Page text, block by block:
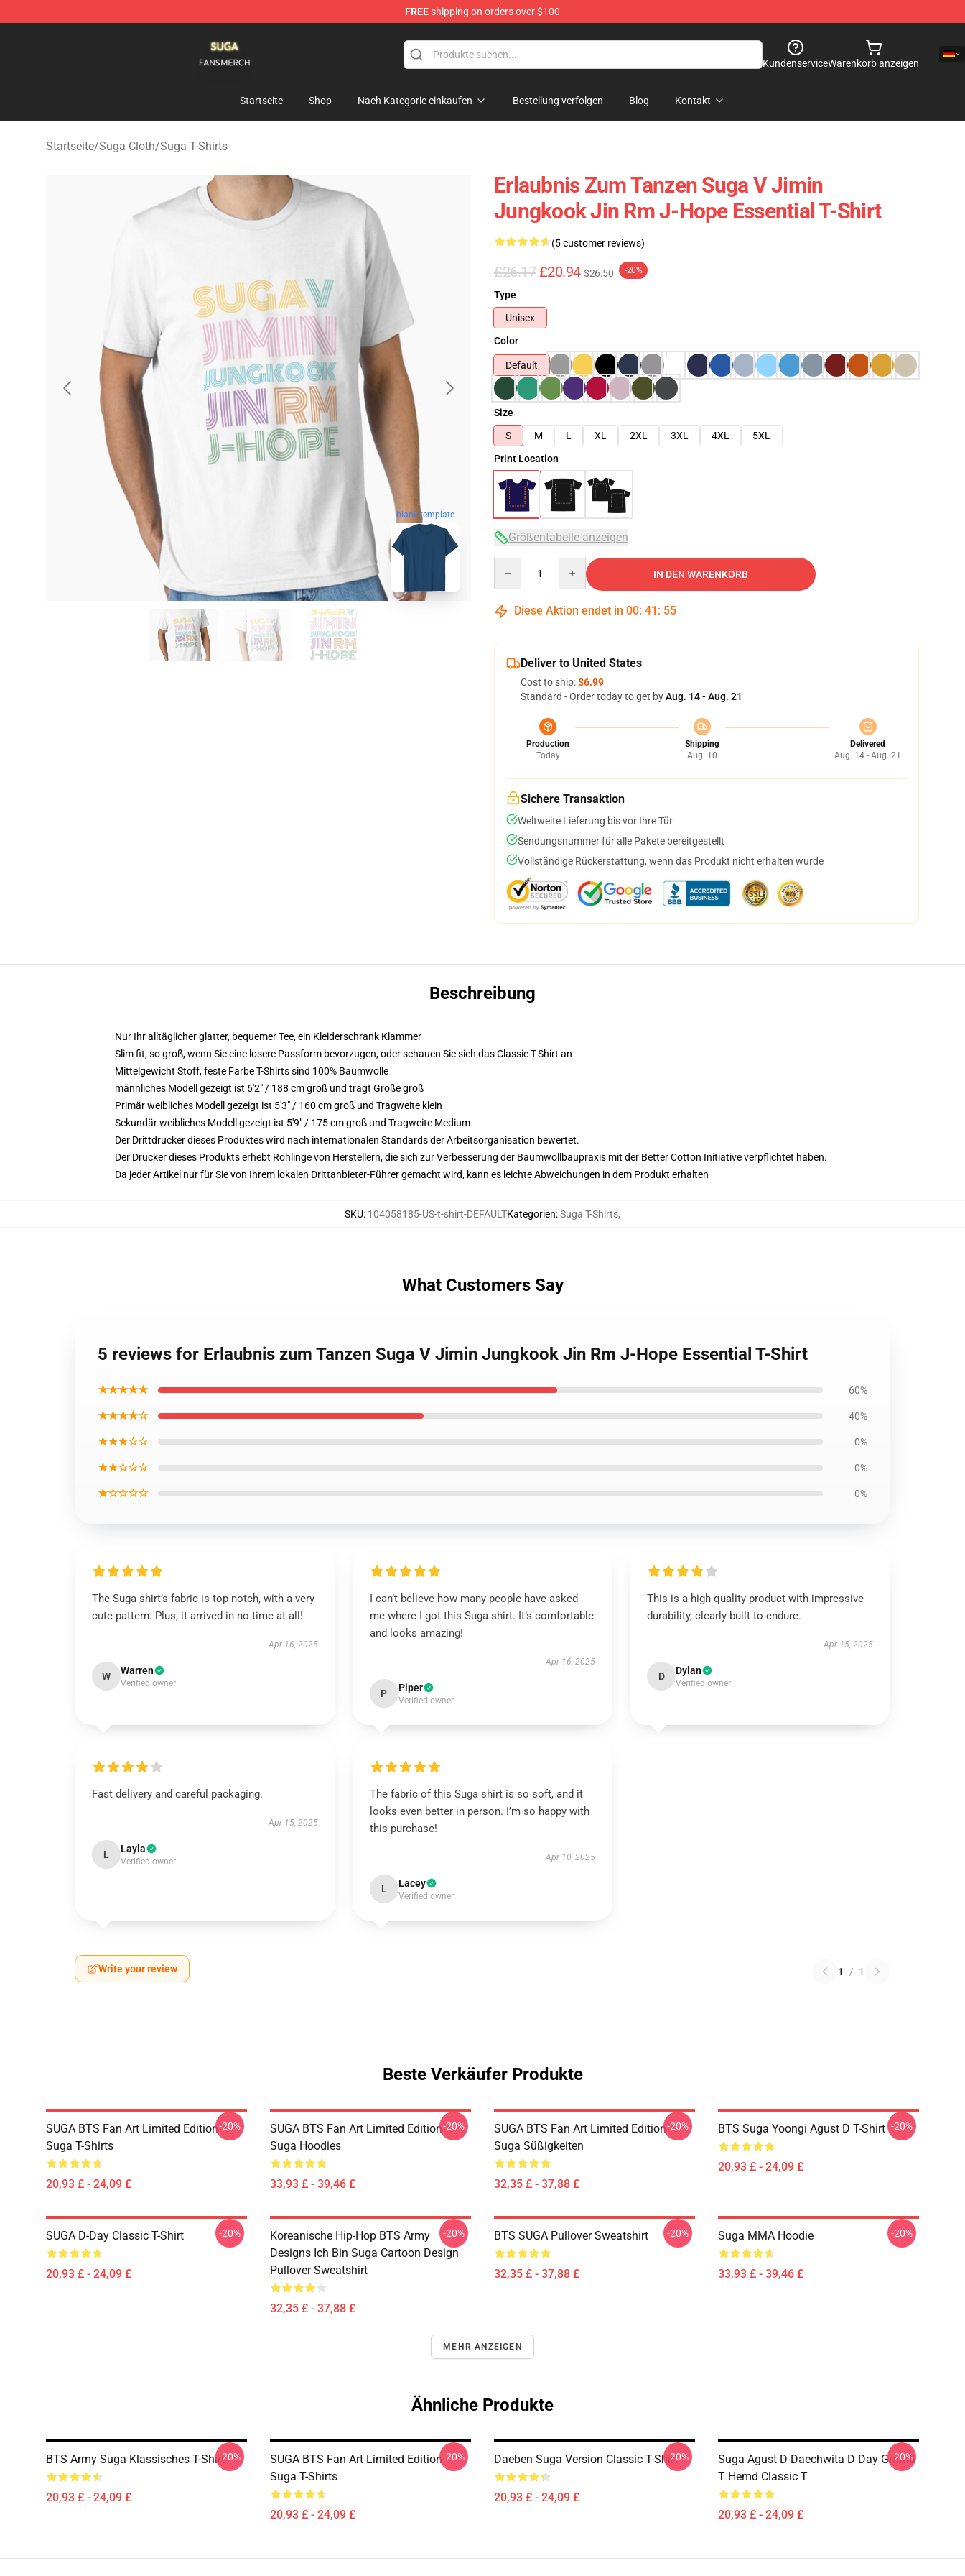
FREEshipping on orders over $100
KundenserviceWarenkorb anzeigen
Startseite Shop Nach Kategorie einkaufen Bestellung verfolgen Blog Kontakt
Startseite/Suga Cloth/Suga T-Shirts
blank template
Erlaubnis Zum Tanzen Suga V Jimin
Jungkook Jin Rm J-Hope Essential T-Shirt
(5 customer reviews)
£26.17 £20.94 $26.50 -20%
Type
Unisex
Color
Default
Size
S
M L XL 2XL 3XL 4XL
5XL
Print Location
Größentabelle anzeigen
IN DEN WARENKORB
Diese Aktion endet in 00: 41 : 54
Deliver to United States
Cost to ship:$6.99
Standard - Order today to get byAug. 14 - Aug. 21
Production
Today
Shipping
Aug. 10
Delivered
Aug. 14 - Aug. 21
Sichere Transaktion
Weltweite Lieferung bis vor Ihre Tür
Sendungsnummer für alle Pakete bereitgestellt
Vollständige Rückerstattung, wenn das Produkt nicht erhalten wurde
Beschreibung
Nur Ihr alltäglicher glatter, bequemer Tee, ein Kleiderschrank Klammer
Slim fit, so groß, wenn Sie eine losere Passform bevorzugen, oder schauen Sie sich das Classic T-Shirt an
Mittelgewicht Stoff, feste Farbe T-Shirts sind 100% Baumwolle
männliches Modell gezeigt ist 6'2" / 188 cm groß und trägt Größe groß
Primär weibliches Modell gezeigt ist 5'3" / 160 cm groß und Tragweite klein
Sekundär weibliches Modell gezeigt ist 5'9" / 175 cm groß und Tragweite Medium
Der Drittdrucker dieses Produktes wird nach internationalen Standards der Arbeitsorganisation bewertet.
Der Drucker dieses Produkts erhebt Rohlinge von Herstellern, die sich zur Verbesserung der Baumwollbaupraxis mit der Better Cotton Initiative verpflichtet haben.
Da jeder Artikel nur für Sie von Ihrem lokalen Drittanbieter-Führer gemacht wird, kann es leichte Abweichungen in dem Produkt erhalten
SKU: 104058185-US-t-shirt-DEFAULTKategorien:Suga T-Shirts,
What Customers Say
5 reviews for Erlaubnis zum Tanzen Suga V Jimin Jungkook Jin Rm J-Hope Essential T-Shirt
★★★★★ 60%
★★★★☆ 40%
★★★☆☆ 0%
★★☆☆☆ 0%
★☆☆☆☆ 0%
The Suga shirt’s fabric is top-notch, with a very
cute pattern. Plus, it arrived in no time at all!
Apr 16, 2025
W Warren
Verified owner
I can’t believe how many people have asked
me where I got this Suga shirt. It’s comfortable
and looks amazing!
Apr 16, 2025
P Piper
Verified owner
This is a high-quality product with impressive
durability, clearly built to endure.
Apr 15, 2025
D Dylan
Verified owner
Fast delivery and careful packaging.
Apr 15, 2025
L Layla
Verified owner
The fabric of this Suga shirt is so soft, and it
looks even better in person. I’m so happy with
this purchase!
Apr 10, 2025
L Lacey
Verified owner
Write your review 1 / 1
Beste Verkäufer Produkte
SUGA BTS Fan Art Limited Edition
Suga T-Shirts
20,93 £ - 24,09 £
-20%
SUGA BTS Fan Art Limited Edition
Suga Hoodies
33,93 £ - 39,46 £
-20%
SUGA BTS Fan Art Limited Edition
Suga Süßigkeiten
32,35 £ - 37,88 £
-20% BTS Suga Yoongi Agust D T-Shirt
20,93 £ - 24,09 £
-20%
SUGA D-Day Classic T-Shirt
20,93 £ - 24,09 £
-20%
Koreanische Hip-Hop BTS Army
Designs Ich Bin Suga Cartoon Design
Pullover Sweatshirt
32,35 £ - 37,88 £
-20% BTS SUGA Pullover Sweatshirt
32,35 £ - 37,88 £
-20% Suga MMA Hoodie
33,93 £ - 39,46 £
-20%
MEHR ANZEIGEN
Ähnliche Produkte
BTS Army Suga Klassisches T-Shirt
20,93 £ - 24,09 £
-20%
SUGA BTS Fan Art Limited Edition
Suga T-Shirts
20,93 £ - 24,09 £
-20% Daeben Suga Version Classic T-Shirt
20,93 £ - 24,09 £
-20%
Suga Agust D Daechwita D Day Graffiti
T Hemd Classic T
20,93 £ - 24,09 £
-20%